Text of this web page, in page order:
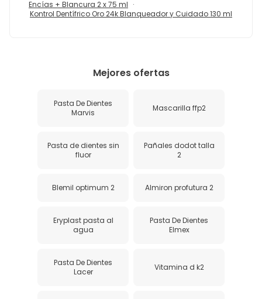
Encías + Blancura 2 x 75 ml
Kontrol Dentífrico Oro 24k Blanqueador y Cuidado 130 ml
Mejores ofertas
Pasta De Dientes
Marvis
Mascarilla ffp2
Pasta de dientes sin
fluor
Pañales dodot talla
2
Blemil optimum 2 Almiron profutura 2
Eryplast pasta al
agua
Pasta De Dientes
Elmex
Pasta De Dientes
Lacer
Vitamina d k2